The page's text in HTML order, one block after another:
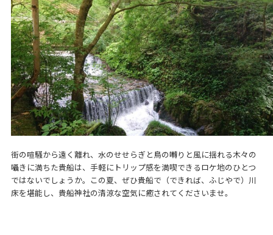
街の喧騒から遠く離れ、水のせせらぎと鳥の囀りと風に揺れる木々の
囁きに満ちた貴船は、手軽にトリップ感を満喫できるロケ地のひとつ
ではないでしょうか。この夏、ぜひ貴船で（できれば、ふじやで）川
床を堪能し、貴船神社の清涼な空気に癒されてくださいませ。